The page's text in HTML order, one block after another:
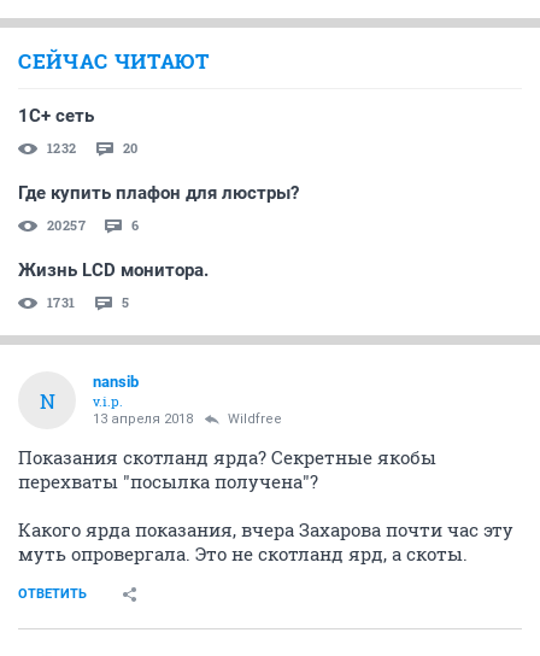
СЕЙЧАС ЧИТАЮТ
1С+ сеть
1232 20
Где купить плафон для люстры?
20257 6
Жизнь LCD монитора.
1731 5
N
nansib
v.i.p.
13 апреля 2018 Wildfree
Показания скотланд ярда? Секретные якобы
перехваты "посылка получена"?
Какого ярда показания, вчера Захарова почти час эту
муть опровергала. Это не скотланд ярд, а скоты.
ОТВЕТИТЬ